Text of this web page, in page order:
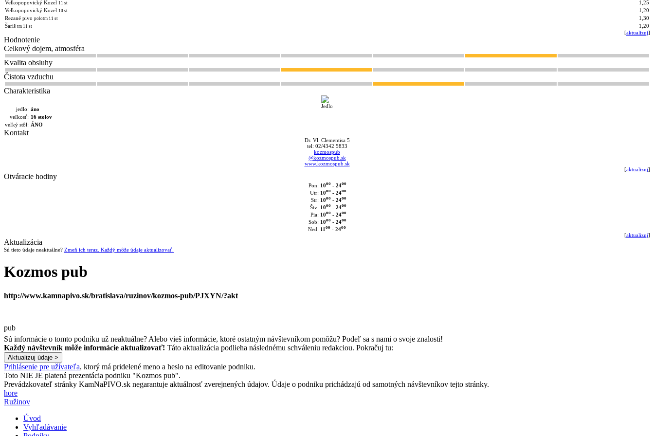
Velkopopovický Kozel 11 st
1,25
Velkopopovický Kozel 10 st
1,20
Rezané pivo polotm 11 st
1,30
Šariš tm 11 st
1,20
[aktualizuj]
Hodnotenie
Celkový dojem, atmosféra
Kvalita obsluhy
Čistota vzduchu
Charakteristika
jedlo: áno
veľkosť: 16 stolov
veľký stôl: ÁNO
Kontakt
Dr. Vl. Clementisa 5
tel: 02/4342 5833
kozmospub
@kozmospub.sk
www.kozmospub.sk
[aktualizuj]
Otváracie hodiny
Pon: 10oo- 24oo
Utr: 10oo- 24oo
Str: 10oo- 24oo
Štv: 10oo- 24oo
Pia: 10oo- 24oo
Sob: 10oo- 24oo
Ned: 11 oo- 24oo
[aktualizuj]
Aktualizácia
Sú tieto údaje neaktuálne? Zmeň ich teraz. Každý môže údaje aktualizovať.
Kozmos pub
http://www.kamnapivo.sk/bratislava/ruzinov/kozmos-pub/PJXYN/?akt
pub
Sú informácie o tomto podniku už neaktuálne? Alebo vieš informácie, ktoré ostatným návštevníkom pomôžu? Podeľ sa s nami o svoje znalosti!
Každý návštevník môže informácie aktualizovať! Táto aktualizácia podlieha následnému schváleniu redakciou. Pokračuj tu:
Prihlásenie pre užívateľa, ktorý má pridelené meno a heslo na editovanie podniku.
Toto NIE JE platená prezentácia podniku "Kozmos pub".
Prevádzkovateľ stránky KamNaPIVO.sk negarantuje aktuálnosť zverejnených údajov. Údaje o podniku prichádzajú od samotných návštevníkov tejto stránky.
hore
Ružinov
Úvod
Vyhľadávanie